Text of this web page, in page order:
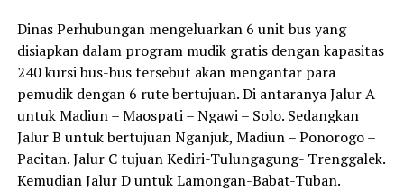
Dinas Perhubungan mengeluarkan 6 unit bus yang
disiapkan dalam program mudik gratis dengan kapasitas
240 kursi bus-bus tersebut akan mengantar para
pemudik dengan 6 rute bertujuan. Di antaranya Jalur A
untuk Madiun – Maospati – Ngawi – Solo. Sedangkan
Jalur B untuk bertujuan Nganjuk, Madiun – Ponorogo –
Pacitan. Jalur C tujuan Kediri-Tulungagung- Trenggalek.
Kemudian Jalur D untuk Lamongan-Babat-Tuban.